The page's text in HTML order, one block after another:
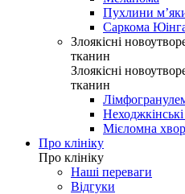
Пухлини
Саркома
Злоякісні
тканин
Злоякісні
тканин
Мієломна
Про клініку
Про клініку
Наші переваги
Відгуки